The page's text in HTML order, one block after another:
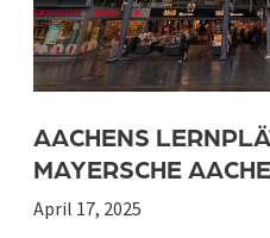
AACHENS
MAYERSCHE
April 17, 2025